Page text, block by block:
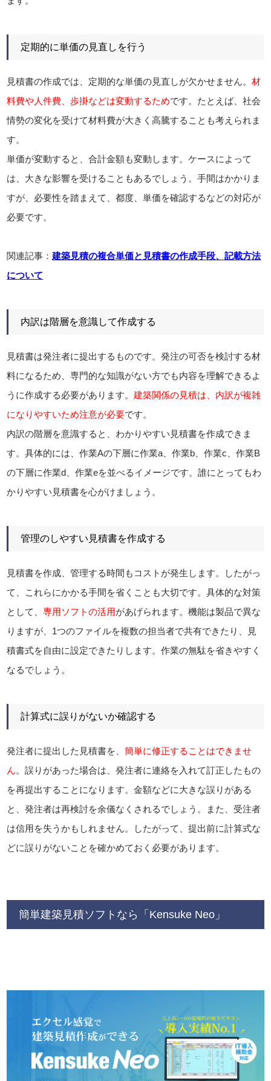
定期的に単価の見直しを行う
見積書の作成では、定期的な単価の見直しが欠かせません。材
料費や人件費、歩掛などは変動するためです。たとえば、社会
情勢の変化を受けて材料費が大きく高騰することも考えられま
す。
単価が変動すると、合計金額も変動します。ケースによって
は、大きな影響を受けることもあるでしょう。手間はかかりま
すが、必要性を踏まえて、都度、単価を確認するなどの対応が
必要です。
関連記事：建築見積の複合単価と見積書の作成手段、記載方法
について
内訳は階層を意識して作成する
見積書は発注者に提出するものです。発注の可否を検討する材
料になるため、専門的な知識がない方でも内容を理解できるよ
うに作成する必要があります。建築関係の見積は、内訳が複雑
になりやすいため注意が必要です。
内訳の階層を意識すると、わかりやすい見積書を作成できま
す。具体的には、作業Aの下層に作業a、作業b、作業c、作業B
の下層に作業d、作業eを並べるイメージです。誰にとってもわ
かりやすい見積書を心がけましょう。
管理のしやすい見積書を作成する
見積書を作成、管理する時間もコストが発生します。したがっ
て、これらにかかる手間を省くことも大切です。具体的な対策
として、専用ソフトの活用があげられます。機能は製品で異な
りますが、1つのファイルを複数の担当者で共有できたり、見
積書式を自由に設定できたりします。作業の無駄を省きやすく
なるでしょう。
計算式に誤りがないか確認する
発注者に提出した見積書を、簡単に修正することはできませ
ん。誤りがあった場合は、発注者に連絡を入れて訂正したもの
を再提出することになります。金額などに大きな誤りがある
と、発注者は再検討を余儀なくされるでしょう。また、受注者
は信用を失うかもしれません。したがって、提出前に計算式な
どに誤りがないことを確かめておく必要があります。
簡単建築見積ソフトなら「Kensuke Neo」